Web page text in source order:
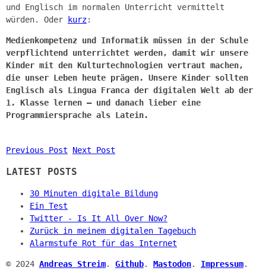
und Englisch im normalen Unterricht vermittelt
würden. Oder
kurz:
Medienkompetenz und Informatik müssen in der Schule
verpflichtend unterrichtet werden, damit wir unsere
Kinder mit den Kulturtechnologien vertraut machen,
die unser Leben heute prägen. Unsere Kinder sollten
Englisch als Lingua Franca der digitalen Welt ab der
1. Klasse lernen – und danach lieber eine
Programmiersprache als Latein.
Previous Post Next Post
LATEST POSTS
30 Minuten digitale Bildung
Ein Test
Twitter - Is It All Over Now?
Zurück in meinem digitalen Tagebuch
Alarmstufe Rot für das Internet
© 2024 Andreas Streim. Github. Mastodon. Impressum.